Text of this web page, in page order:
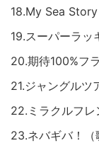
18.My Sea
19.スーパーラッ
20.期待100%フ
21.ジャングルツ
22.ミラクルフレ
23.ネバギバ！（